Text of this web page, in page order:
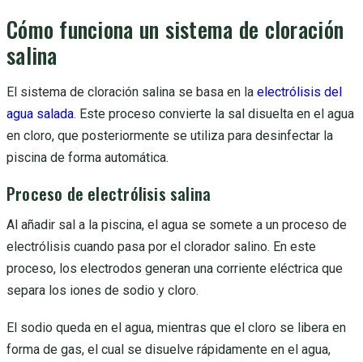
Cómo funciona un sistema de cloración
salina
El sistema de cloración salina se basa en la electrólisis del
agua salada. Este proceso convierte la sal disuelta en el agua
en cloro, que posteriormente se utiliza para desinfectar la
piscina de forma automática.
Proceso de electrólisis salina
Al añadir sal a la piscina, el agua se somete a un proceso de
electrólisis cuando pasa por el clorador salino. En este
proceso, los electrodos generan una corriente eléctrica que
separa los iones de sodio y cloro.
El sodio queda en el agua, mientras que el cloro se libera en
forma de gas, el cual se disuelve rápidamente en el agua,